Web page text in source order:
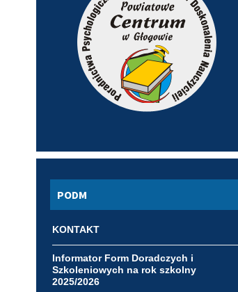
PODM
KONTAKT
Informator Form Doradczych i
Szkoleniowych na rok szkolny
2025/2026